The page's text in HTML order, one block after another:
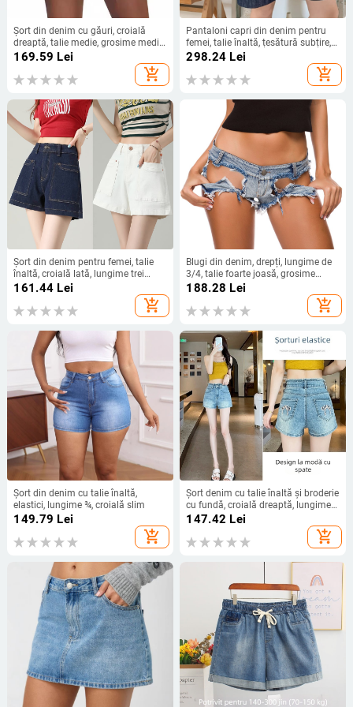
Șort din denim cu găuri, croială
dreaptă, talie medie, grosime medie,
conținut principal material 70–80%
169.59 Lei
add_shopping_cart
Pantaloni capri din denim pentru
femei, talie înaltă, țesătură subțire,
croială dreaptă, 70–80% bumbac
298.24 Lei
add_shopping_cart
Șort din denim pentru femei, talie
înaltă, croială lată, lungime trei
sferturi, 70–80% bumbac
161.44 Lei
add_shopping_cart
Blugi din denim, drepți, lungime de
3/4, talie foarte joasă, grosime
normală
188.28 Lei
add_shopping_cart
Șort din denim cu talie înaltă,
elastici, lungime ¾, croială slim
149.79 Lei
add_shopping_cart
Șort denim cu talie înaltă și broderie
cu fundă, croială dreaptă, lungime
trei sferturi, 70–80% bumbac
147.42 Lei
add_shopping_cart